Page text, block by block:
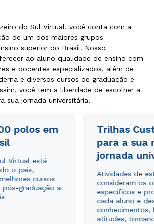
do Sul Virtual, você conta com a
de um dos maiores grupos
superior do Brasil. Nosso
ao aluno qualidade de ensino com
e docentes especializados, além de
e diversos cursos de graduação e
você tem a liberdade de escolher a
sua jornada universitária.
polos em
Virtual está
o país,
cursos
pós-graduação a
Trilhas
para a sua
jornada
Atividades de
consideram os
específicos e
cada aluno e
conhecimentos,
atitudes,
e fácil
com a Política de Privacidade.e
dados sejam utilizados para o
da Cruzeiro do Sul.